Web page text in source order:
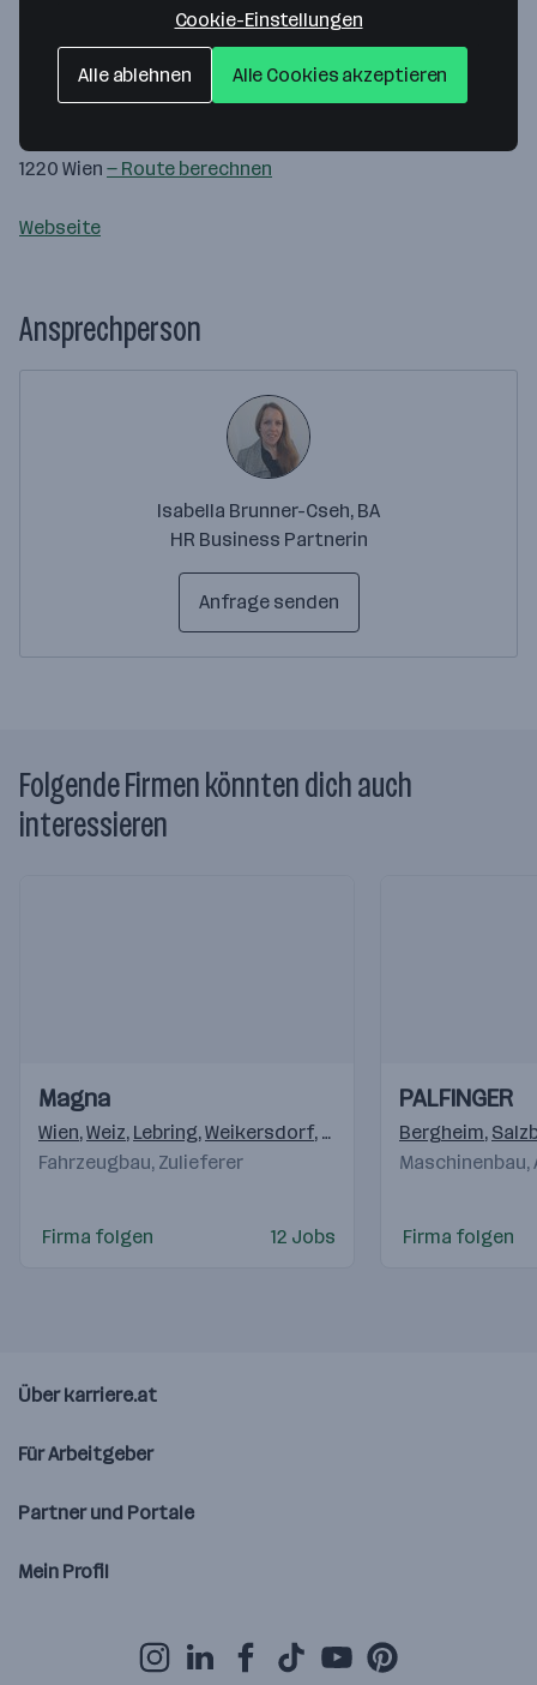
AGES - Österreichische Agentur für
Gesundheit und Ernährungssicherheit GmbH
Spargelfeldstraße 191
1220 Wien — Route berechnen
Webseite
Ansprechperson
Isabella Brunner-Cseh, BA
HR Business Partnerin
Anfrage senden
Folgende Firmen könnten dich auch
interessieren
Videos
Einblicke
Einblicke
Magna
Wien,Weiz, Lebring,Weikersdorf, Krottendorf (Weiz),
Fahrzeugbau, Zulieferer
Firma folgen 12 Jobs
Videos
Einblicke
Einblicke
PALFINGER
Bergheim,
Maschinenbau,
Firma folgen
Über karriere.at
Für Arbeitgeber
Partner und Portale
Mein Profil
Cookie-Einstellungen
Alle ablehnen Alle Cookies akzeptieren